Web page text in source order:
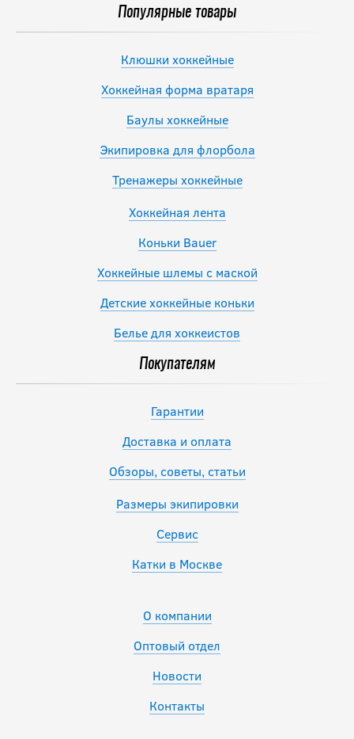
Популярные товары
Клюшки хоккейные
Хоккейная форма вратаря
Баулы хоккейные
Экипировка для флорбола
Тренажеры хоккейные
Хоккейная лента
Коньки Bauer
Хоккейные шлемы с маской
Детские хоккейные коньки
Белье для хоккеистов
Покупателям
Гарантии
Доставка и оплата
Обзоры, советы, статьи
Размеры экипировки
Сервис
Катки в Москве
О компании
Оптовый отдел
Новости
Контакты